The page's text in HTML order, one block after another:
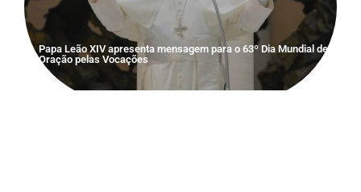
Papa Leão XIV apresenta mensagem para o 63º Dia Mundial de
Oração pelas Vocações